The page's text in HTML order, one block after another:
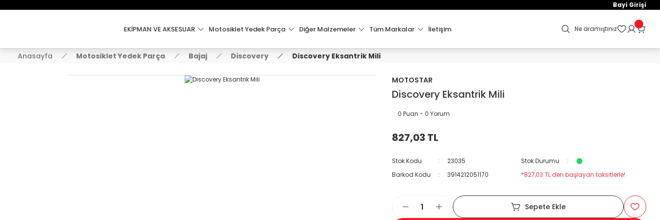
2000 TL VE ÜZERİ KARGO ÜCRETSİZ !
Bayi Girişi
EKİPMAN VE AKSESUAR Motosiklet Yedek Parça Diğer Malzemeler Tüm Markalar İletişim Ne aramıştınız
Anasayfa Motosiklet Yedek Parça Bajaj Discovery Discovery Eksantrik Mili
MOTOSTAR
Discovery Eksantrik Mili
0 Puan - 0 Yorum
827,03 TL
Stok Kodu 23035
Stok Durumu
Barkod Kodu
3914212051170 *827,03 TL den başlayan taksitlerle!
Sepete Ekle